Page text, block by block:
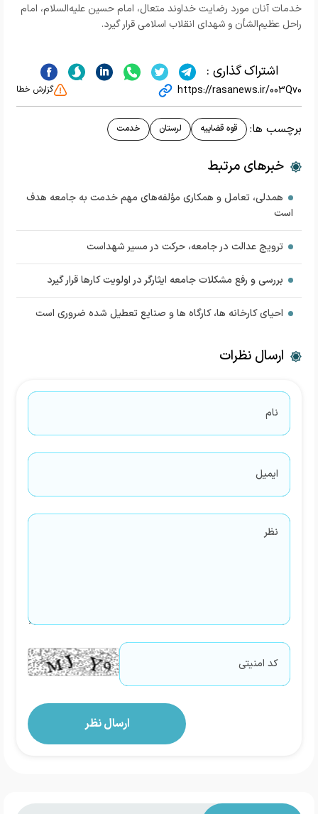
خدمات آنان مورد رضایت خداوند متعال، امام حسین علیه‌السلام، امام
راحل عظیم‌الشأن و شهدای انقلاب اسلامی قرار گیرد.
اشتراک گذاری :
https://rasanews.ir/003Qv0 گزارش خطا
برچسب ها: قوه قضاییه لرستان خدمت
خبرهای مرتبط
همدلی، تعامل و همکاری مؤلفه‌های مهم خدمت به جامعه هدف
است
ترویج عدالت در جامعه، حرکت در مسیر شهداست
بررسی و رفع مشکلات جامعه ایثارگر در اولویت کارها قرار گیرد
احیای کارخانه ها، کارگاه ها و صنایع تعطیل شده ضروری است
ارسال نظرات